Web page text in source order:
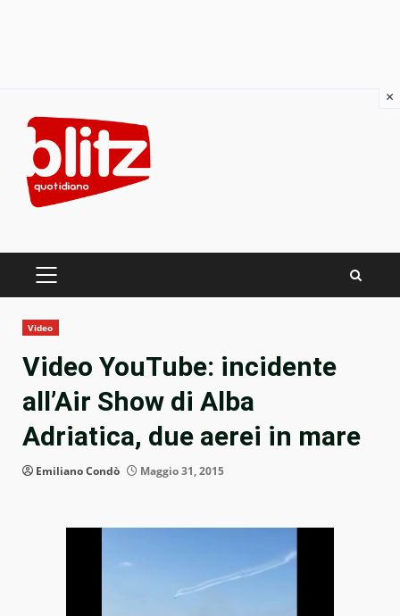
content
PRIMARY
Video
Video YouTube: incidente
all’Air Show di Alba
Adriatica, due aerei in mare
Emiliano Condò Maggio 31, 2015
×